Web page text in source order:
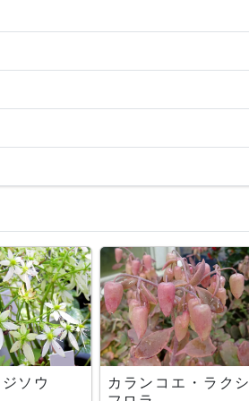
ソウ
カランコエ・ラクシ